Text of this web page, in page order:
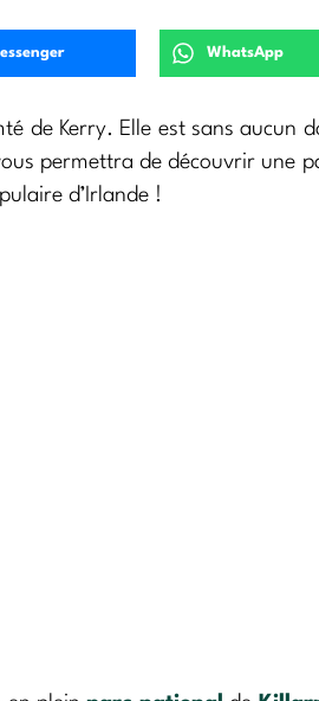
WhatsApp
de Kerry. Elle est sans aucun
permettra de découvrir une
d’Irlande !